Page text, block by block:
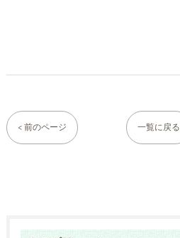
< 前のページ 一覧に戻る